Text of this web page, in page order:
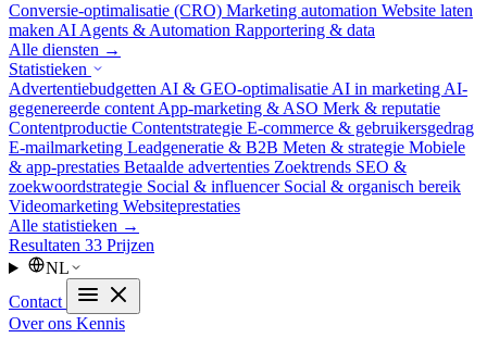
Conversie-optimalisatie (CRO) Marketing automation Website laten
maken AI Agents & Automation Rapportering & data
Alle diensten →
Statistieken
Advertentiebudgetten AI & GEO-optimalisatie AI in marketing AI-
gegenereerde content App-marketing & ASO Merk & reputatie
Contentproductie Contentstrategie E-commerce & gebruikersgedrag
E-mailmarketing Leadgeneratie & B2B Meten & strategie Mobiele
& app-prestaties Betaalde advertenties Zoektrends SEO &
zoekwoordstrategie Social & influencer Social & organisch bereik
Videomarketing Websiteprestaties
Alle statistieken →
Resultaten 33 Prijzen
NL
Contact
Over ons Kennis